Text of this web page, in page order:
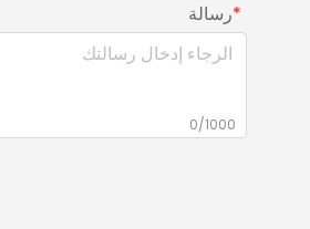
رسالة
0/1000